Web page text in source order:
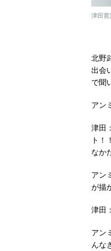
津田寛
北野
出会
で聞
アン
津田
ト！
なか
アン
が描
津田
アン
んな